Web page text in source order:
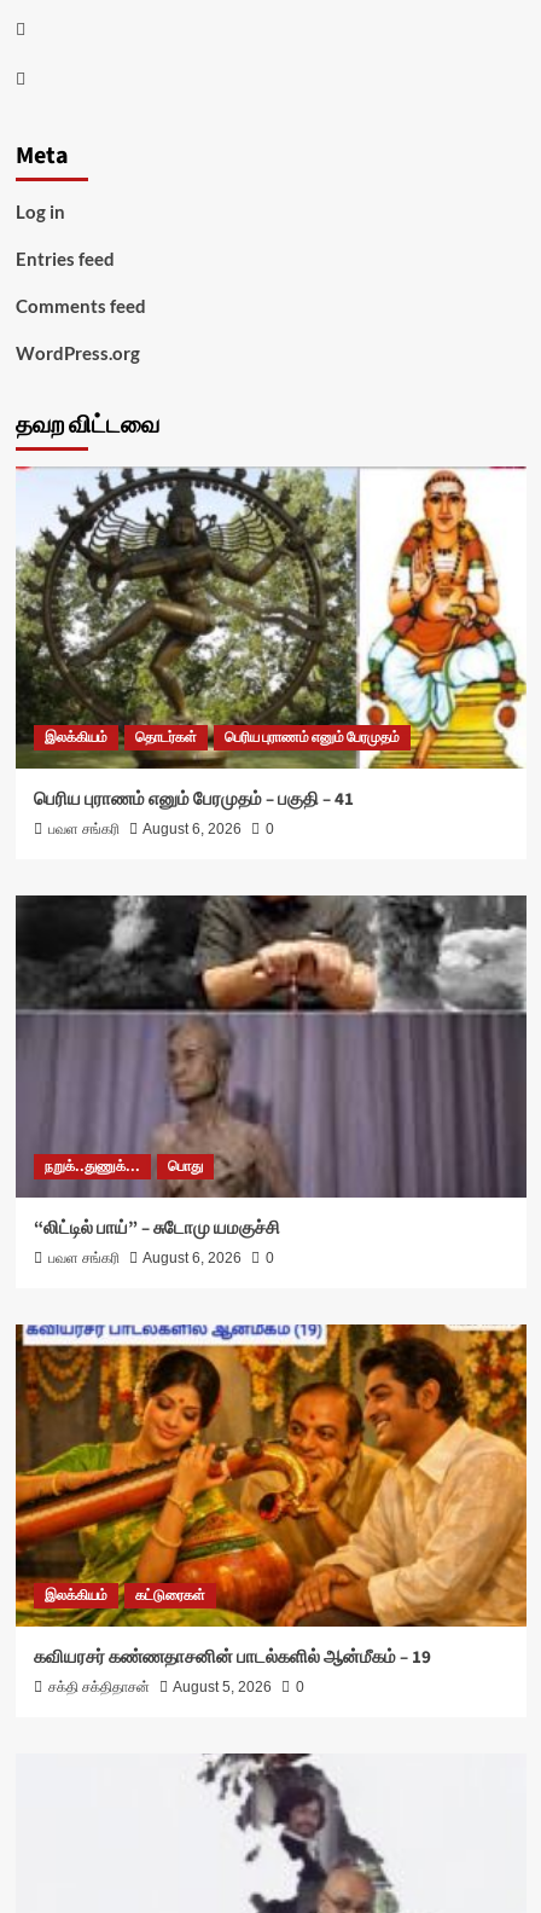
Twitter
Youtube
Meta
Log in
Entries feed
Comments feed
WordPress.org
தவற விட்டவை
இலக்கியம் தொடர்கள் பெரிய புராணம் எனும் பேரமுதம்
பெரிய புராணம் எனும் பேரமுதம் – பகுதி – 41
பவள சங்கரி August 6, 2026 0
நறுக்..துணுக்... பொது
“லிட்டில் பாய்” – சுடோமு யமகுச்சி
பவள சங்கரி August 6, 2026 0
இலக்கியம் கட்டுரைகள்
கவியரசர் கண்ணதாசனின் பாடல்களில் ஆன்மீகம் – 19
சக்தி சக்திதாசன் August 5, 2026 0